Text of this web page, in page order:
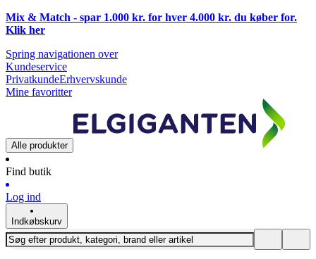
Mix & Match - spar 1.000 kr. for hver 4.000 kr. du køber for.
Klik her
Spring navigationen over
Kundeservice
PrivatkundeErhvervskunde
Mine favoritter
Alle produkter
Find butik
Log ind
Indkøbskurv